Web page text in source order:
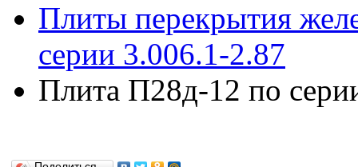
Плиты перекрытия
серии 3.006.1-2.87
Плита П28д-12 по